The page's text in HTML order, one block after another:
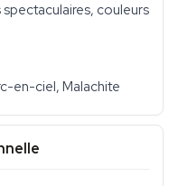
couleurs
en-ciel, Malachite